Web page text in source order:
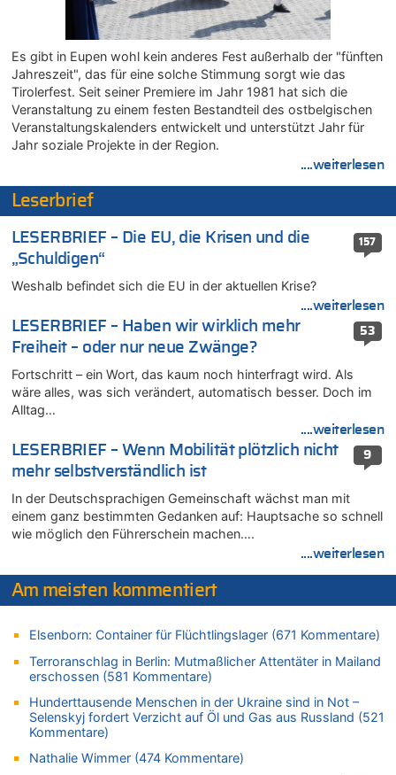
Wie kam es zur Ceuta-Krise?
05.08.2026 - 17:00 von Chips zu
Wasserstand des Rheins in NRW so niedrig wie noch nie
05.08.2026 - 17:00 von Dax zu
Wie kam es zur Ceuta-Krise?
05.08.2026 - 16:51 von Chips zu
Es gibt mmer mehr Fälle von Fahrerflucht in Belgien –
Fußgänger und Radfahrer sind die häufigsten Opfer
05.08.2026 - 16:47 von Hugo Egon Bernhard von Sinnen zu
Wasserstand des Rheins in NRW so niedrig wie noch nie
05.08.2026 - 16:44 von JoKrings zu
Zweite Hitzewelle in diesem Sommer ist jetzt amtlich
Viktor Orban warnt Belgien kurz vor dem EU-Gipfel vor einem
05.08.2026 - 16:08 von Politiker zu
Warum die Waldbrände in Frankreich und Spanien Rekorde
brechen [Fragen & Antworten]
05.08.2026 - 15:59 von JoKrings zu
Wie kam es zur Ceuta-Krise?
Auf Europa ist mal wieder Verlass [Zwischenruf]
05.08.2026 - 14:25 von Willi Müller zu
Wasserstand des Rheins in NRW so niedrig wie noch nie
05.08.2026 - 13:25 von Zuhörer zu
Wasserstand des Rheins in NRW so niedrig wie noch nie
Zweite Hitzewelle in diesem Sommer ist jetzt amtlich
05.08.2026 - 13:18 von Zuhörer zu
Aachen ab 11. August wieder Mekka des Pferdesports –
Belgien setzt bei Reit-WM auf starke Springreiter
05.08.2026 - 12:31 von Der Patriot zu
Es gibt mmer mehr Fälle von Fahrerflucht in Belgien –
Fußgänger und Radfahrer sind die häufigsten Opfer
05.08.2026 - 12:21 von Carine zu
Es gibt in Eupen wohl kein anderes Fest außerhalb der "fünften
Jahreszeit", das für eine solche Stimmung sorgt wie das
Tirolerfest. Seit seiner Premiere im Jahr 1981 hat sich die
Veranstaltung zu einem festen Bestandteil des ostbelgischen
Veranstaltungskalenders entwickelt und unterstützt Jahr für
Jahr soziale Projekte in der Region.
....weiterlesen
Leserbrief
157
LESERBRIEF – Die EU, die Krisen und die
„Schuldigen“
Weshalb befindet sich die EU in der aktuellen Krise?
....weiterlesen
53
LESERBRIEF – Haben wir wirklich mehr
Freiheit – oder nur neue Zwänge?
Fortschritt – ein Wort, das kaum noch hinterfragt wird. Als
wäre alles, was sich verändert, automatisch besser. Doch im
Alltag…
....weiterlesen
9
LESERBRIEF – Wenn Mobilität plötzlich nicht
mehr selbstverständlich ist
In der Deutschsprachigen Gemeinschaft wächst man mit
einem ganz bestimmten Gedanken auf: Hauptsache so schnell
wie möglich den Führerschein machen….
....weiterlesen
Am meisten kommentiert
Elsenborn: Container für Flüchtlingslager (671 Kommentare)
Terroranschlag in Berlin: Mutmaßlicher Attentäter in Mailand
erschossen (581 Kommentare)
Hunderttausende Menschen in der Ukraine sind in Not –
Selenskyj fordert Verzicht auf Öl und Gas aus Russland (521
Kommentare)
Nathalie Wimmer (474 Kommentare)